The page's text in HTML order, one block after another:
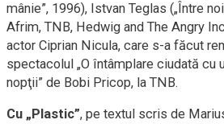
mânie”, 1996), Istvan Teglas („Între
Afrim, TNB, Hedwig and The Angry
actor Ciprian Nicula, care s-a făcut
spectacolul „O întâmplare ciudată cu
nopţii” de Bobi Pricop, la TNB.
Cu „Plastic”, pe textul scris de